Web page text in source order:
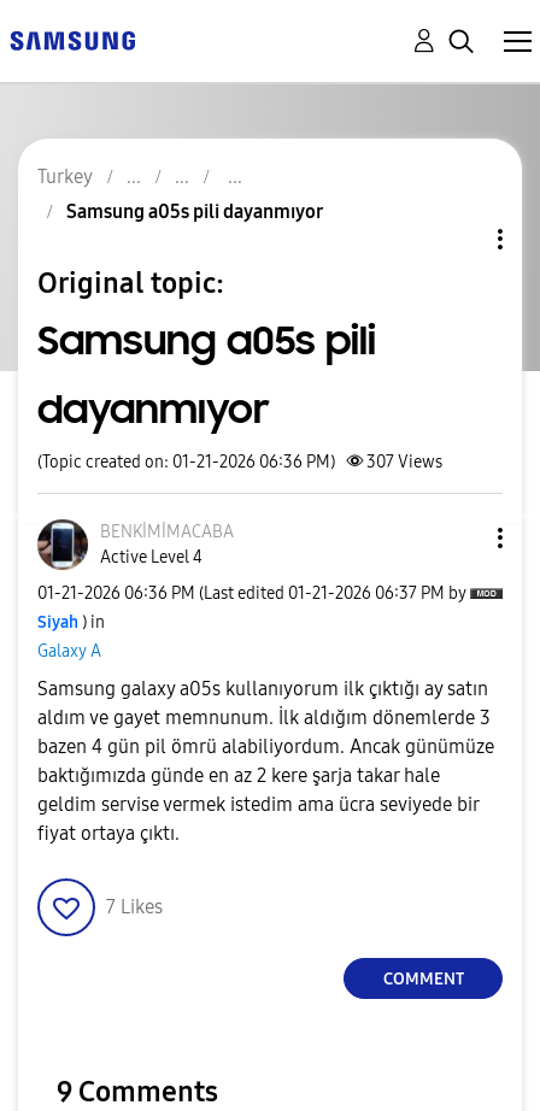
Turkey
Samsung a05s pili dayanmıyor
Original topic:
Samsung a05s pili
dayanmıyor
(Topic created on: 01-21-2026 06:36 PM) 307Views
BENKİMİMACABA
Active Level 4
‎01-21-2026 06:36 PM (Last edited ‎01-21-2026 06:37 PM by
Siyah ) in
Galaxy A
Samsung galaxy a05s kullanıyorum ilk çıktığı ay satın
aldım ve gayet memnunum. İlk aldığım dönemlerde 3
bazen 4 gün pil ömrü alabiliyordum. Ancak günümüze
baktığımızda günde en az 2 kere şarja takar hale
geldim servise vermek istedim ama ücra seviyede bir
fiyat ortaya çıktı.
7 Likes
COMMENT
9 Comments